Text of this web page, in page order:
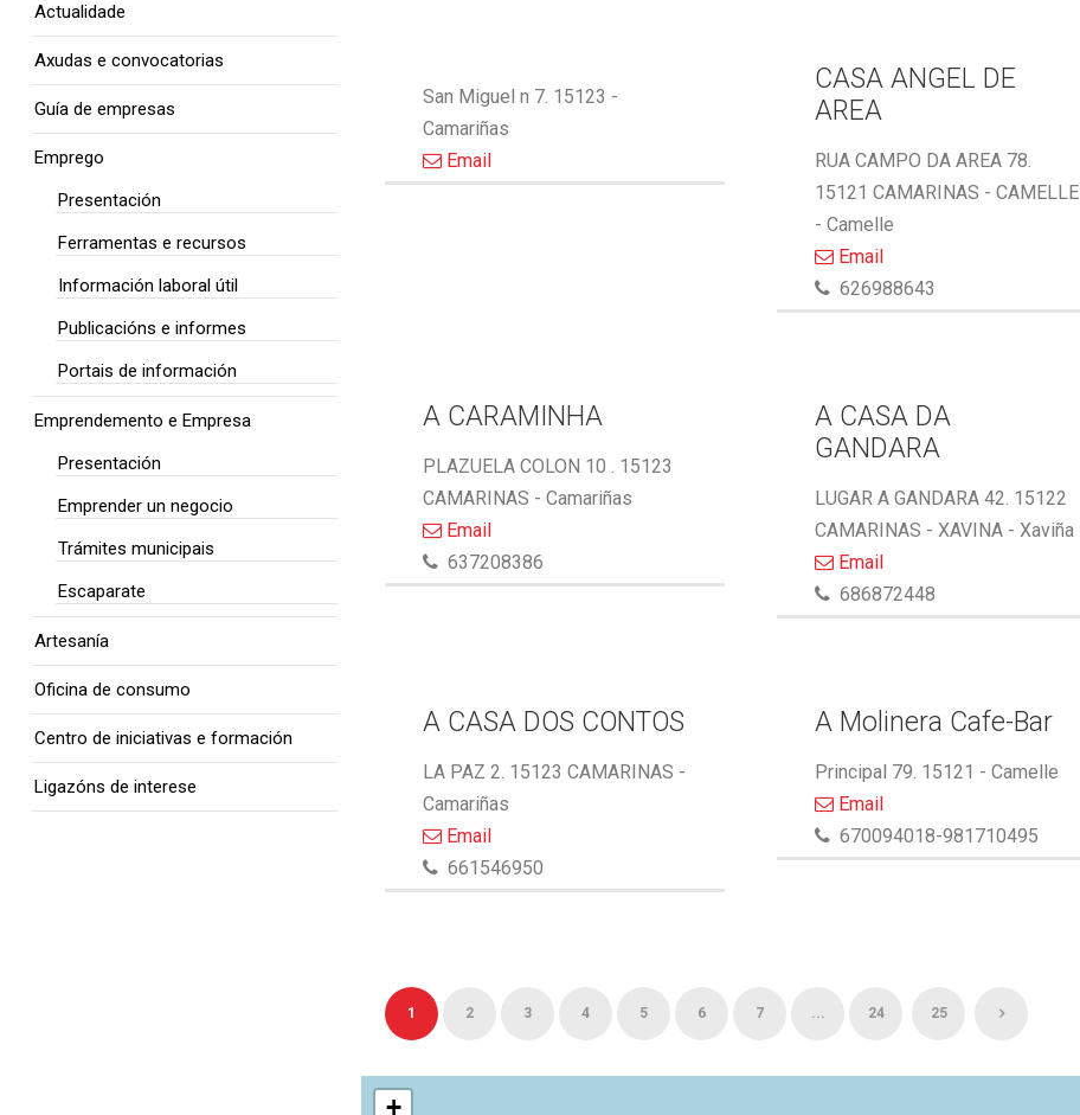
San Miguel n 7. 15123 -
Camariñas
Email
CASA ANGEL DE
AREA
RUA CAMPO DA AREA 78.
15121 CAMARINAS - CAMELLE
- Camelle
Email
626988643
A CARAMINHA
PLAZUELA COLON 10 . 15123
CAMARINAS - Camariñas
Email
637208386
A CASA DA
GANDARA
LUGAR A GANDARA 42. 15122
CAMARINAS - XAVINA - Xaviña
Email
686872448
A CASA DOS CONTOS
LA PAZ 2. 15123 CAMARINAS -
Camariñas
Email
661546950
A Molinera Cafe-Bar
Principal 79. 15121 - Camelle
Email
670094018-981710495
1 2 3 4 5 6 7 ... 24 25
+
Actualidade
Axudas e convocatorias
Guía de empresas
Emprego
Presentación
Ferramentas e recursos
Información laboral útil
Publicacións e informes
Portais de información
Emprendemento e Empresa
Presentación
Emprender un negocio
Trámites municipais
Escaparate
Artesanía
Oficina de consumo
Centro de iniciativas e formación
Ligazóns de interese